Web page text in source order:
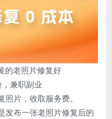
的老照片修复好
兼职副业
片，收取服务费。
发布一张老照片修复后的